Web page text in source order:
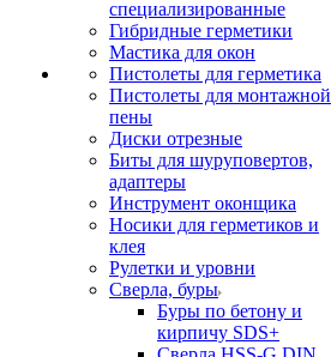
специализированные
Гибридные герметики
Мастика для окон
Пистолеты для герметика
Пистолеты для монтажной
пены
Диски отрезные
Биты для шуруповертов,
адаптеры
Инструмент оконщика
Носики для герметиков и
клея
Рулетки и уровни
Сверла, буры
Буры по бетону и
кирпичу SDS+